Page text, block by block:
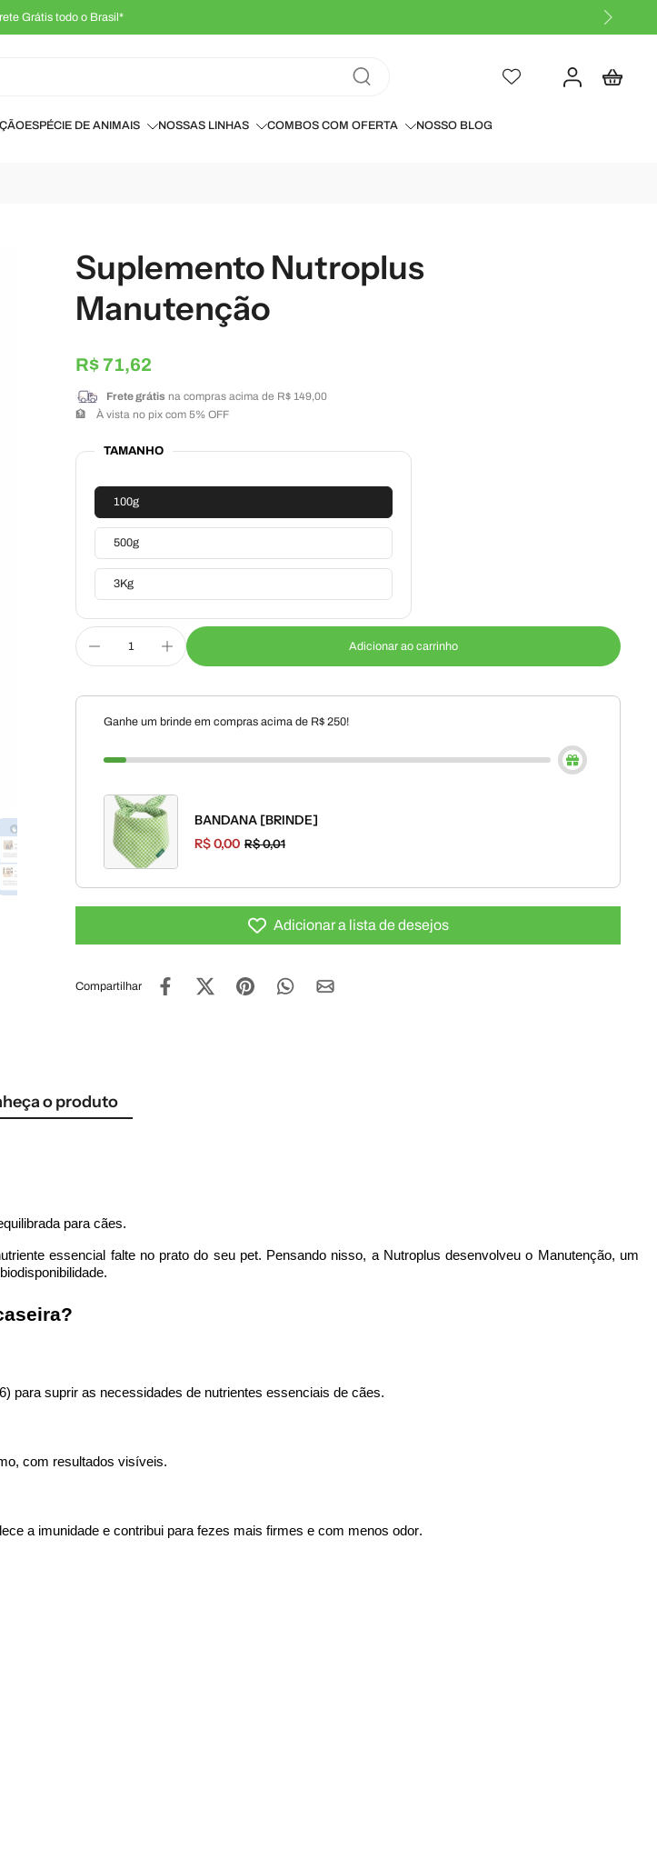
Compre em 6x no cartão
ESPÉCIE DE ANIMAIS NOSSAS LINHAS COMBOS COM OFERTA NOSSO BLOG
Suplemento Nutroplus
Manutenção
R$ 71,62
Frete grátis na compras acima de R$ 149,00
🏦
À vista no pix com 5% OFF
TAMANHO
100g
500g
3Kg
Adicionar ao carrinho
Ganhe um brinde em compras acima de R$ 250!
BANDANA [BRINDE]
R$ 0,00 R$ 0,01
Adicionar a lista de desejos
Compartilhar
o produto
para cães.
essencial falte no prato do seu pet. Pensando nisso, a Nutroplus desenvolveu o Manutenção, um
para suprir as necessidades de nutrientes essenciais de cães.
com resultados visíveis.
a imunidade e contribui para fezes mais firmes e com menos odor.